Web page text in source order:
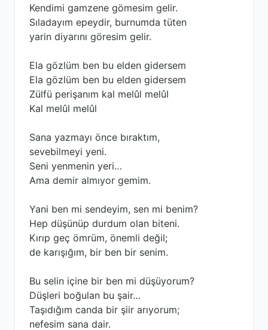
Kendimi gamzene gömesim gelir.
Sıladayım epeydir, burnumda tüten
yarin diyarını göresim gelir.
Ela gözlüm ben bu elden gidersem
Ela gözlüm ben bu elden gidersem
Zülfü perişanım kal melûl melûl
Kal melûl melûl
Sana yazmayı önce bıraktım,
sevebilmeyi yeni.
Seni yenmenin yeri…
Ama demir almıyor gemim.
Yani ben mi sendeyim, sen mi benim?
Hep düşünüp durdum olan biteni.
Kırıp geç ömrüm, önemli değil;
de karışığım, bir ben bir senim.
Bu selin içine bir ben mi düşüyorum?
Düşleri boğulan bu şair…
Taşıdığım canda bir şiir arıyorum;
nefesim sana dair.